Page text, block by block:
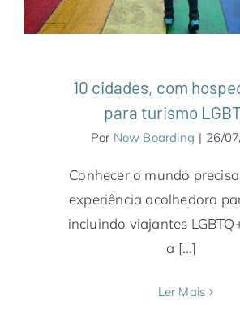
Suécia
10 cidades, com
para turismo
Por Now Boarding | 26/
Conhecer o mundo
experiência acolhedora
incluindo viajantes
a [...]
Ler Mais